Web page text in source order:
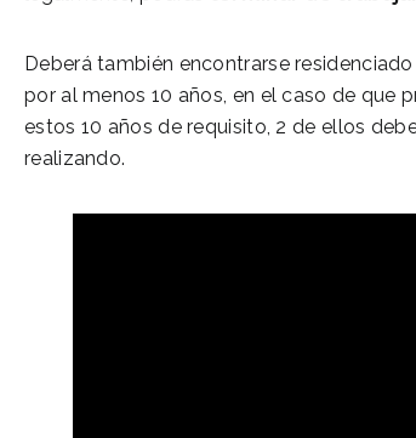
Deberá también encontrarse
por al menos 10 años, en el caso de que
estos 10 años de requisito, 2 de ellos
realizando.